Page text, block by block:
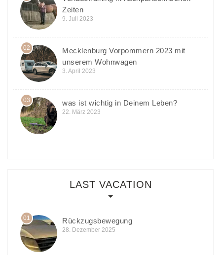
Zeiten
9. Juli 2023
02
Mecklenburg Vorpommern 2023 mit
unserem Wohnwagen
3. April 2023
03 was ist wichtig in Deinem Leben?
22. März 2023
LAST VACATION
01 Rückzugsbewegung
28. Dezember 2025